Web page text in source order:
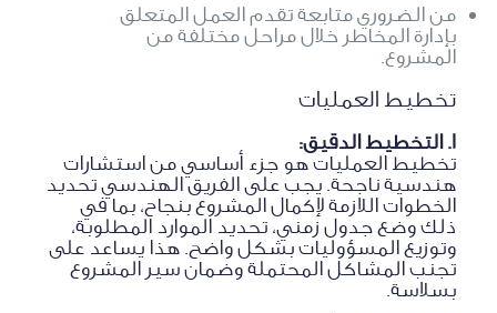
من الضروري متابعة تقدم العمل المتعلق
بإدارة المخاطر خلال مراحل مختلفة من
المشروع.
تخطيط العمليات
1. التخطيط الدقيق:
تخطيط العمليات هو جزء أساسي من استشارات
هندسية ناجحة. يجب على الفريق الهندسي تحديد
الخطوات اللازمة لإكمال المشروع بنجاح، بما في
ذلك وضع جدول زمني، تحديد الموارد المطلوبة،
وتوزيع المسؤوليات بشكل واضح. هذا يساعد على
تجنب المشاكل المحتملة وضمان سير المشروع
بسلاسة.